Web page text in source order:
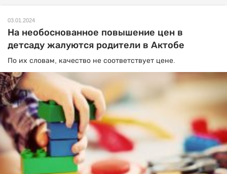
03.01.2024
На необоснованное повышение цен в
детсаду жалуются родители в Актобе
По их словам, качество не соответствует цене.